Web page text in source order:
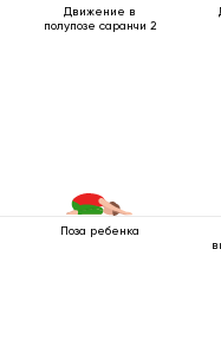
Движение в
полупозе саранчи 2
Поза ребенка